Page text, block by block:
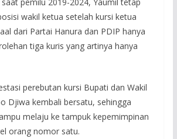
wakil ketua setelah kursi ketua
dari Partai Hanura dan PDIP hanya
tiga kuris yang artinya hanya
perebutan kursi Bupati dan Wakil
Djiwa kembali bersatu, sehingga
melaju ke tampuk kepemimpinan
orang nomor satu.